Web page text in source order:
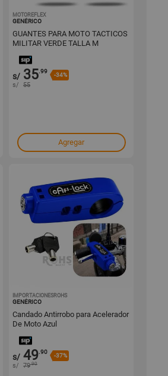
MOTOREFLEX
GENÉRICO
GUANTES PARA MOTO TACTICOS
MILITAR VERDE TALLA M
s/ 35.99
-34%
s/ 55
Agregar
IMPORTACIONESROHS
GENÉRICO
Candado Antirrobo para Acelerador
De Moto Azul
s/ 49.90
-37%
s/ 79.90